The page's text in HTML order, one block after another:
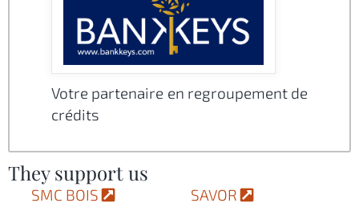
Votre partenaire en regroupement de
crédits
They support us
SMC BOIS
SAVOR